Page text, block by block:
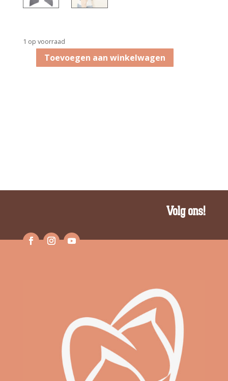
1 op voorraad
BandajanasToevoegen aan winkelwagen
Volg ons!